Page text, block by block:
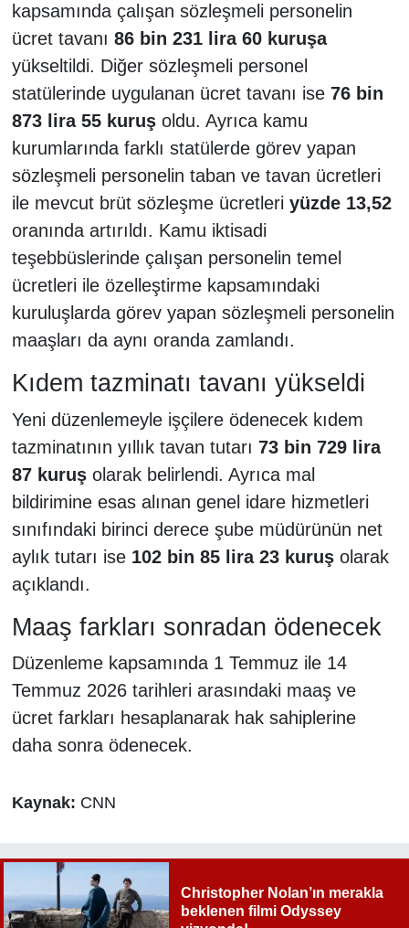
kapsamında çalışan sözleşmeli personelin
ücret tavanı 86 bin 231 lira 60 kuruşa
yükseltildi. Diğer sözleşmeli personel
statülerinde uygulanan ücret tavanı ise 76 bin
873 lira 55 kuruşoldu. Ayrıca kamu
kurumlarında farklı statülerde görev yapan
sözleşmeli personelin taban ve tavan ücretleri
ile mevcut brüt sözleşme ücretleri yüzde 13,52
oranında artırıldı. Kamu iktisadi
teşebbüslerinde çalışan personelin temel
ücretleri ile özelleştirme kapsamındaki
kuruluşlarda görev yapan sözleşmeli personelin
maaşları da aynı oranda zamlandı.
Kıdem tazminatı tavanı yükseldi
Yeni düzenlemeyle işçilere ödenecek kıdem
tazminatının yıllık tavan tutarı 73 bin 729 lira
87 kuruşolarak belirlendi. Ayrıca mal
bildirimine esas alınan genel idare hizmetleri
sınıfındaki birinci derece şube müdürünün net
aylık tutarı ise 102 bin 85 lira 23 kuruşolarak
açıklandı.
Maaş farkları sonradan ödenecek
Düzenleme kapsamında 1 Temmuz ile 14
Temmuz 2026 tarihleri arasındaki maaş ve
ücret farkları hesaplanarak hak sahiplerine
daha sonra ödenecek.
Kaynak: CNN
Christopher Nolan’ın merakla
beklenen filmi Odyssey